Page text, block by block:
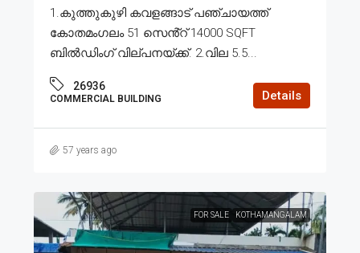
1.കുത്തുകുഴി കവളങ്ങാട് പഞ്ചായത്ത്
കോതമംഗലം 51 സെൻ്റ് 14000 SQFT
ബിൽഡിംഗ്‌ വില്പനയ്ക്ക്. 2.വില 5.5...
26936
COMMERCIAL BUILDING Details
57 years ago
FOR SALE KOTHAMANGALAM